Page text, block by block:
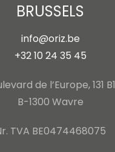
BRUSSELS
info@oriz.be
+32 10 24 35 45
de l’Europe, 131 B1
B-1300 Wavre
TVA BE0474468075